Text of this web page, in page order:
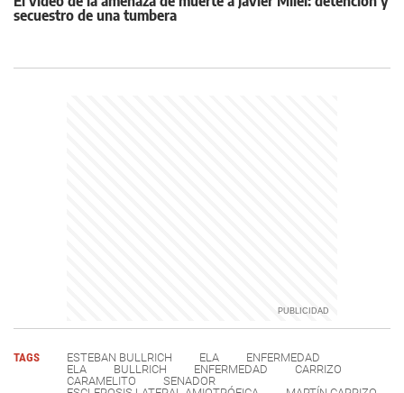
secuestro de una tumbera
TAGS ESTEBAN BULLRICH ELA
ENFERMEDAD
ELA
BULLRICH ENFERMEDAD
CARRIZO
CARAMELITO
SENADOR